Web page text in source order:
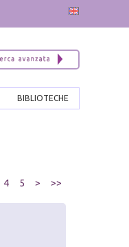
BIBLIOTECHE
4 5 > >>